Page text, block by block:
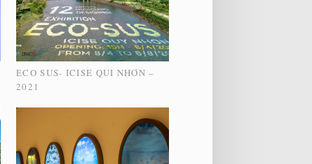
ECO SUS- ICISE QUI NHƠN –
2021